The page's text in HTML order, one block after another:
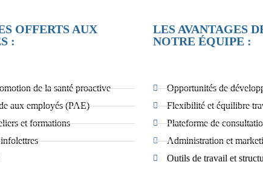
OFFERTS AUX
:
de la santé proactive
aux employés (PAE)
et formations
LES AVANTAGES
NOTRE ÉQUIPE :
Opportunités de
Flexibilité et équilibre
Plateforme de
Administration et
Outils de travail et